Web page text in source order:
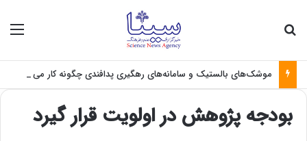
موشک‌های بالستیک و سامانه‌های رهگیری پدافندی چگونه کار می کنند؟
بودجه پژوهش در اولویت قرار گیرد